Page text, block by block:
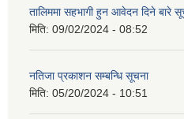
तालिममा सहभागी हुन आवेदन दिने बारे
मिति: 09/02/2024 - 08:52
नतिजा प्रकाशन सम्बन्धि सूचना
मिति: 05/20/2024 - 10:51